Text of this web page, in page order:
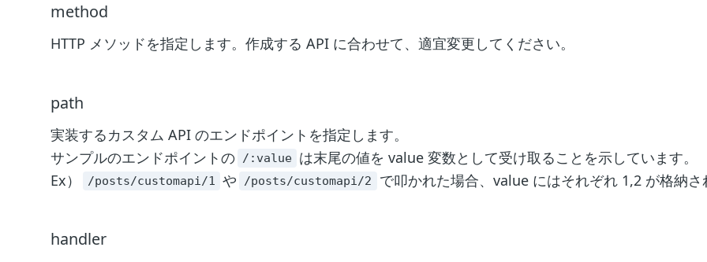
method
HTTP メソッドを指定します。作成する API に合わせて、適宜変更してください。
path
実装するカスタム API のエンドポイントを指定します。
サンプルのエンドポイントの
/:value は末尾の値を value 変数として受け取ることを示しています。
Ex）
/posts/customapi/1 や /posts/customapi/2 で叩かれた場合、value にはそれぞれ 1,2 が格納さ
handler